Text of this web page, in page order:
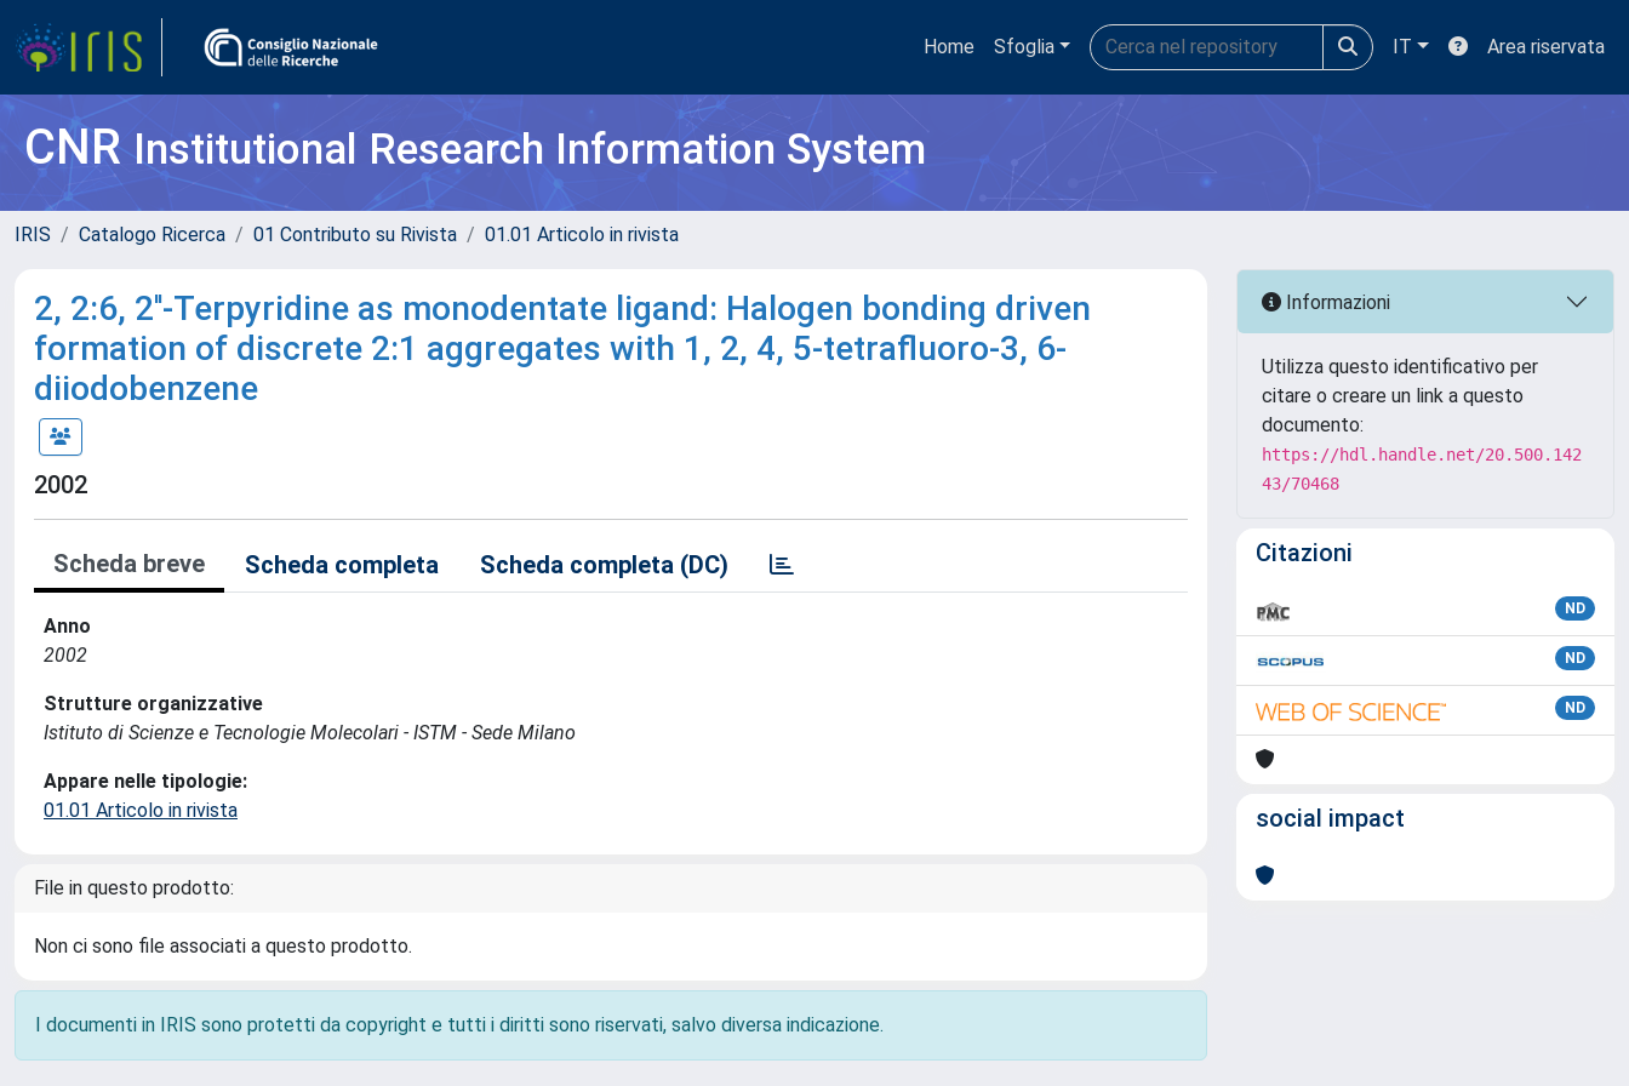
Home Sfoglia IT Area riservata
CNRInstitutional Research Information System
IRIS Catalogo Ricerca 01 Contributo su Rivista 01.01 Articolo in rivista
2, 2:6, 2''-Terpyridine as monodentate ligand: Halogen bonding driven
formation of discrete 2:1 aggregates with 1, 2, 4, 5-tetrafluoro-3, 6-
diiodobenzene
2002
Scheda breve Scheda completa Scheda completa (DC)
Anno
2002
Strutture organizzative
Istituto di Scienze e Tecnologie Molecolari - ISTM - Sede Milano
Appare nelle tipologie:
01.01 Articolo in rivista
File in questo prodotto:
Non ci sono file associati a questo prodotto.
I documenti in IRIS sono protetti da copyright e tutti i diritti sono riservati, salvo diversa indicazione.
Informazioni
Utilizza questo identificativo per
citare o creare un link a questo
documento:
https://hdl.handle.net/20.500.142
43/70468
Citazioni
ND
ND
ND
social impact